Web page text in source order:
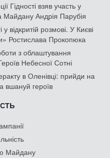
Гідності взяв участь у
Майдану Андрія Парубія
відкритій розмові. У Києві
Ростислава Прокопюка
з облаштування
Небесної Сотні
в Оленівці: прийди на
вшануй героїв
Майдану